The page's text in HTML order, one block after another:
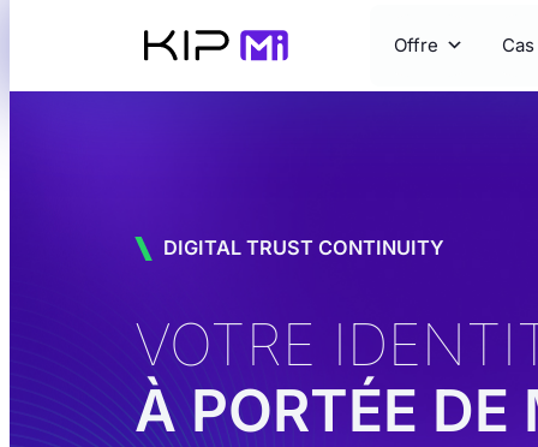
Offre Cas
DIGITAL TRUST CONTINUITY
VOTRE
À PORTÉE DE